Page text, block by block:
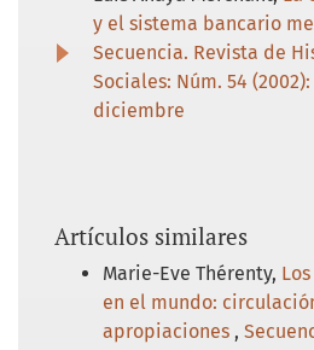
de México.
Grunstein, A. (2008).
Javier Sánchez Mejorada.
frente al problema laboral
Grunstein, A. (2012).
Ferrocarriles Nacionales
Consejo Nacional para la
y el sistema bancario
Secuencia. Revista de
Sociales: Núm. 54
diciembre
Artículos similares
Marie-Eve Thérenty,
en el mundo:
apropiaciones ,